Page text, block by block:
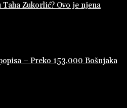
Zukorlić? Ovo je njena
– Preko 153.000 Bošnjaka